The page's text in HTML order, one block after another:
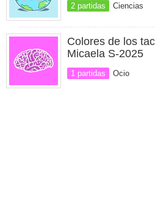
2 partidas Ciencias
Colores de los
Micaela S-2025
1 partidas Ocio